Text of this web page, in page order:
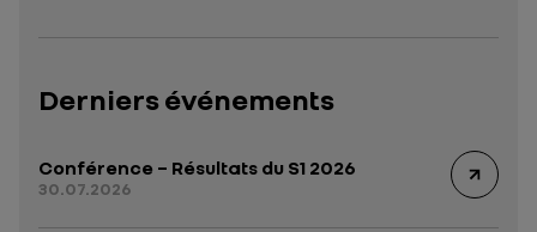
Derniers événements
Conférence – Résultats du S1 2026
30.07.2026